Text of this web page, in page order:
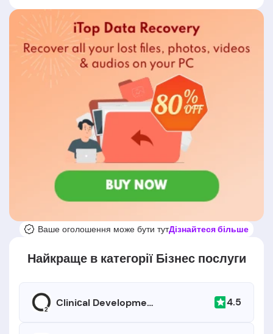
Ваше оголошення може бути тутДізнайтеся більше
Найкраще в категорії Бізнес послуги
Cliniсal Development Project O2 4.5